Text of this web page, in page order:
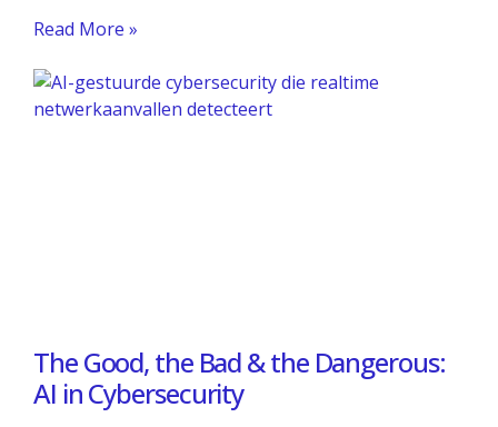
Read More »
The Good, the Bad & the Dangerous:
AI in Cybersecurity